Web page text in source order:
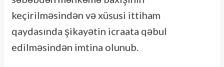
keçirilməsindən və xüsusi ittiham
qaydasında şikayətin icraata qəbul
edilməsindən imtina olunub.